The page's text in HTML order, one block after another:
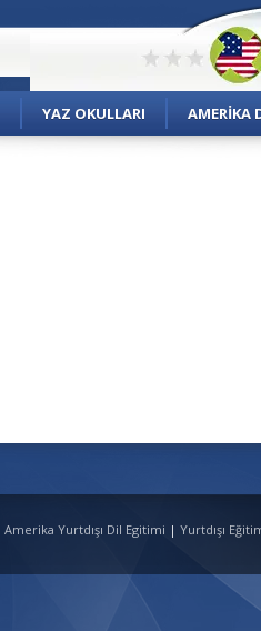
YAZ OKULLARI AMERIKA
Amerika Yurtdışı Dil Egitimi | Yurtdışı